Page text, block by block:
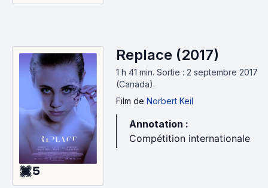
5
Replace (2017)
1 h 41 min. Sortie : 2 septembre 2017
(Canada).
Film de Norbert Keil
Annotation :
Compétition internationale